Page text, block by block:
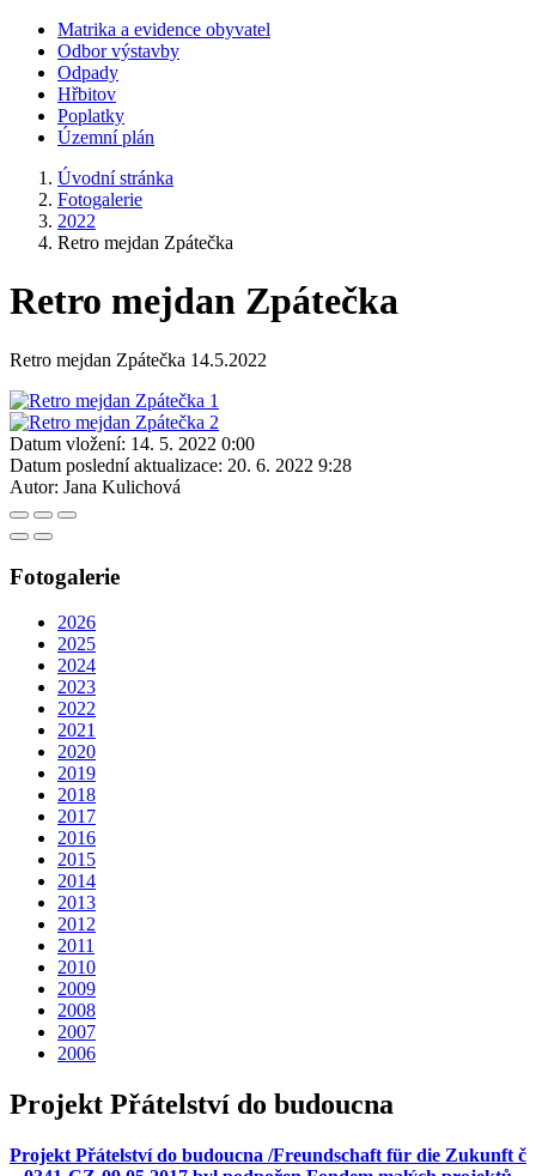
Matrika a evidence obyvatel
Odbor výstavby
Odpady
Hřbitov
Poplatky
Územní plán
Úvodní stránka
Fotogalerie
2022
Retro mejdan Zpátečka
Retro mejdan Zpátečka
Retro mejdan Zpátečka 14.5.2022
Datum vložení: 14. 5. 2022 0:00
Datum poslední aktualizace: 20. 6. 2022 9:28
Autor: Jana Kulichová
Fotogalerie
2026
2025
2024
2023
2022
2021
2020
2019
2018
2017
2016
2015
2014
2013
2012
2011
2010
2009
2008
2007
2006
Projekt Přátelství do budoucna
Projekt Přátelství do budoucna /Freundschaft für die Zukunft č